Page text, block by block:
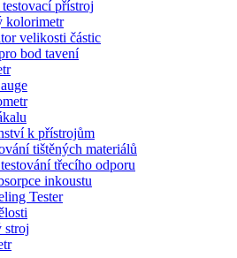
přístroj
kolorimetr
velikosti částic
bod tavení
k přístrojům
tištěných materiálů
třecího odporu
inkoustu
Tester
stroj